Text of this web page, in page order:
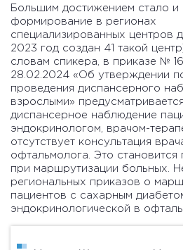
Большим достижением стало и
формирование в регионах
специализированных центров
2023 год создан 41 такой
словам спикера, в приказе №
28.02.2024 «Об утверждении
проведения диспансерного
взрослыми» предусматривается
диспансерное наблюдение
эндокринологом, врачом-
отсутствует консультация
офтальмолога. Это становится
при маршрутизации больных.
региональных приказов о
пациентов с сахарным
эндокринологической в